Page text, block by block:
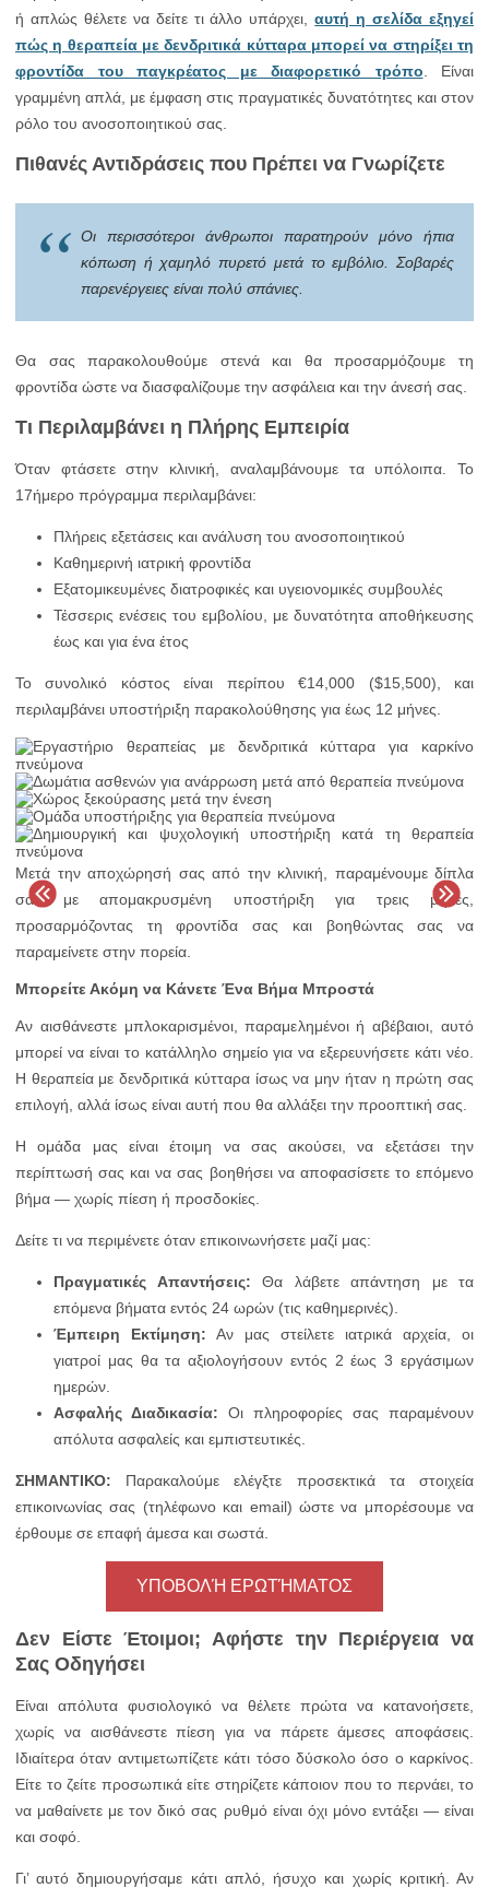
ή απλώς θέλετε να δείτε τι άλλο υπάρχει,αυτή η σελίδα εξηγεί
πώς η θεραπεία με δενδριτικά κύτταρα μπορεί να στηρίξει τη
φροντίδα του παγκρέατος με διαφορετικό τρόπο . Είναι
γραμμένη απλά, με έμφαση στις πραγματικές δυνατότητες και στον
ρόλο του ανοσοποιητικού σας.
Πιθανές Αντιδράσεις που Πρέπει να Γνωρίζετε
Οι περισσότεροι άνθρωποι παρατηρούν μόνο ήπια
κόπωση ή χαμηλό πυρετό μετά το εμβόλιο. Σοβαρές
παρενέργειες είναι πολύ σπάνιες.
Θα σας παρακολουθούμε στενά και θα προσαρμόζουμε τη
φροντίδα ώστε να διασφαλίζουμε την ασφάλεια και την άνεσή σας.
Τι Περιλαμβάνει η Πλήρης Εμπειρία
Όταν φτάσετε στην κλινική, αναλαμβάνουμε τα υπόλοιπα. Το
17ήμερο πρόγραμμα περιλαμβάνει:
Πλήρεις εξετάσεις και ανάλυση του ανοσοποιητικού
Καθημερινή ιατρική φροντίδα
Εξατομικευμένες διατροφικές και υγειονομικές συμβουλές
Τέσσερις ενέσεις του εμβολίου, με δυνατότητα αποθήκευσης
έως και για ένα έτος
Το συνολικό κόστος είναι περίπου €14,000 ($15,500), και
περιλαμβάνει υποστήριξη παρακολούθησης για έως 12 μήνες.
Μετά την αποχώρησή σας από την κλινική, παραμένουμε δίπλα
σας με απομακρυσμένη υποστήριξη για τρεις μήνες,
προσαρμόζοντας τη φροντίδα σας και βοηθώντας σας να
παραμείνετε στην πορεία.
Μπορείτε Ακόμη να Κάνετε Ένα Βήμα Μπροστά
Αν αισθάνεστε μπλοκαρισμένοι, παραμελημένοι ή αβέβαιοι, αυτό
μπορεί να είναι το κατάλληλο σημείο για να εξερευνήσετε κάτι νέο.
Η θεραπεία με δενδριτικά κύτταρα ίσως να μην ήταν η πρώτη σας
επιλογή, αλλά ίσως είναι αυτή που θα αλλάξει την προοπτική σας.
Η ομάδα μας είναι έτοιμη να σας ακούσει, να εξετάσει την
περίπτωσή σας και να σας βοηθήσει να αποφασίσετε το επόμενο
βήμα — χωρίς πίεση ή προσδοκίες.
Δείτε τι να περιμένετε όταν επικοινωνήσετε μαζί μας:
Πραγματικές Απαντήσεις: Θα λάβετε απάντηση με τα
επόμενα βήματα εντός 24 ωρών (τις καθημερινές).
Έμπειρη Εκτίμηση: Αν μας στείλετε ιατρικά αρχεία, οι
γιατροί μας θα τα αξιολογήσουν εντός 2 έως 3 εργάσιμων
ημερών.
Ασφαλής Διαδικασία: Οι πληροφορίες σας παραμένουν
απόλυτα ασφαλείς και εμπιστευτικές.
ΣΗΜΑΝΤΙΚΟ: Παρακαλούμε ελέγξτε προσεκτικά τα στοιχεία
επικοινωνίας σας (τηλέφωνο και email) ώστε να μπορέσουμε να
έρθουμε σε επαφή άμεσα και σωστά.
ΥΠΟΒΟΛΉ ΕΡΩΤΉΜΑΤΟΣ
Δεν Είστε Έτοιμοι; Αφήστε την Περιέργεια να
Σας Οδηγήσει
Είναι απόλυτα φυσιολογικό να θέλετε πρώτα να κατανοήσετε,
χωρίς να αισθάνεστε πίεση για να πάρετε άμεσες αποφάσεις.
Ιδιαίτερα όταν αντιμετωπίζετε κάτι τόσο δύσκολο όσο ο καρκίνος.
Είτε το ζείτε προσωπικά είτε στηρίζετε κάποιον που το περνάει, το
να μαθαίνετε με τον δικό σας ρυθμό είναι όχι μόνο εντάξει — είναι
και σοφό.
Γι’ αυτό δημιουργήσαμε κάτι απλό, ήσυχο και χωρίς κριτική. Αν